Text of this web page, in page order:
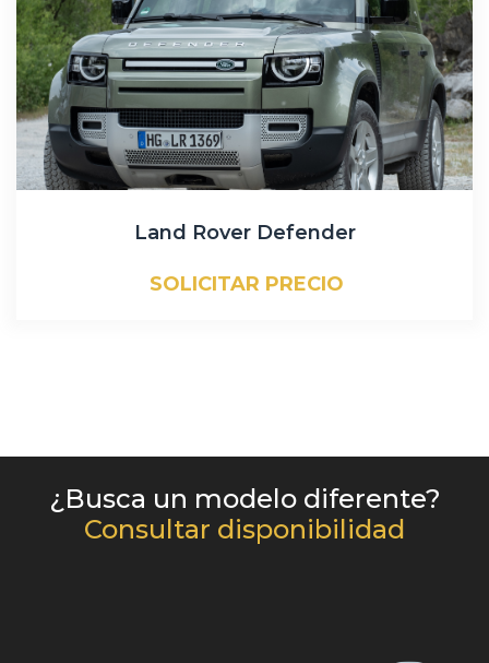
Land Rover Defender
SOLICITAR PRECIO
¿Busca un modelo diferente?
Consultar disponibilidad